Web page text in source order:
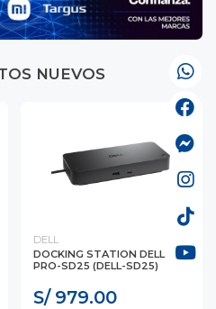
NUEVOS
DELL
DOCKING STATION DELL
PRO-SD25 (DELL-SD25)
S/ 979.00